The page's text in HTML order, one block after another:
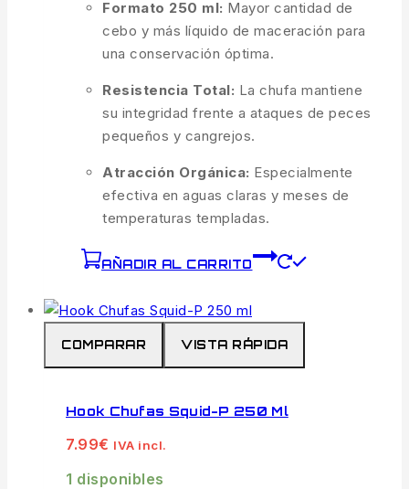
Formato 250 ml: Mayor cantidad de
cebo y más líquido de maceración para
una conservación óptima.
Resistencia Total: La chufa mantiene
su integridad frente a ataques de peces
pequeños y cangrejos.
Atracción Orgánica: Especialmente
efectiva en aguas claras y meses de
temperaturas templadas.
AÑADIR AL CARRITO
COMPARAR VISTA RÁPIDA
Hook Chufas Squid-P 250 Ml
7.99€ IVA incl.
1 disponibles